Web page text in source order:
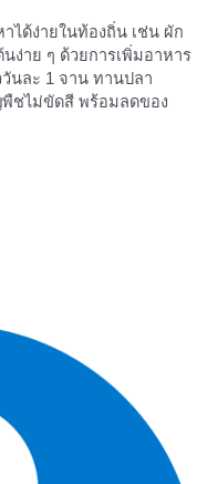
ได้ง่ายในท้องถิ่น เช่น ผัก
ง่าย ๆ ด้วยการเพิ่มอาหาร
นละ 1 จาน ทานปลา
พืชไม่ขัดสี พร้อมลดของ